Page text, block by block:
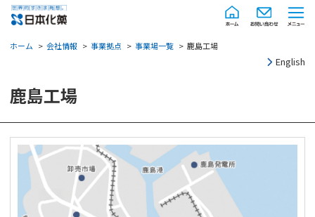
ホーム 会社情報 事業拠点 事業場一覧 鹿島工場
English
鹿島工場